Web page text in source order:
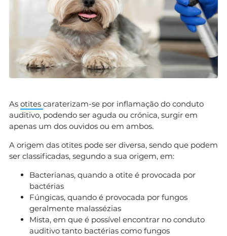
As otites caraterizam-se por inflamação do conduto
auditivo, podendo ser aguda ou crónica, surgir em
apenas um dos ouvidos ou em ambos.
A origem das otites pode ser diversa, sendo que podem
ser classificadas, segundo a sua origem, em:
Bacterianas, quando a otite é provocada por
bactérias
Fúngicas, quando é provocada por fungos
geralmente malassézias
Mista, em que é possível encontrar no conduto
auditivo tanto bactérias como fungos